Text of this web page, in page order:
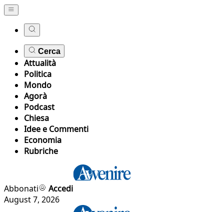
Cerca
Attualità
Politica
Mondo
Agorà
Podcast
Chiesa
Idee e Commenti
Economia
Rubriche
Abbonati
Accedi
August 7, 2026